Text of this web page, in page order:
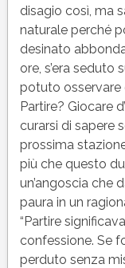
disagio così, ma
naturale perché
desinato
ore, s’era seduto
potuto osservare
Partire? Giocare
curarsi di sapere
prossima
più che questo
un’angoscia che
paura in un
“Partire
confessione. Se
perduto senza